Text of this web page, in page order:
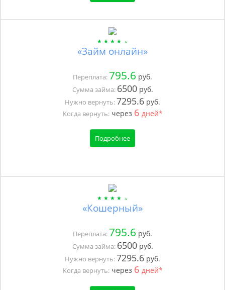
«Займ онлайн»
Переплата: 795.6 руб.
Сумма займа: 6500руб.
Нужно вернуть:7295.6 руб.
Когда вернуть:через 6 дней*
Подробнее
«Кошерный»
Переплата: 795.6 руб.
Сумма займа: 6500руб.
Нужно вернуть:7295.6 руб.
Когда вернуть:через 6 дней*